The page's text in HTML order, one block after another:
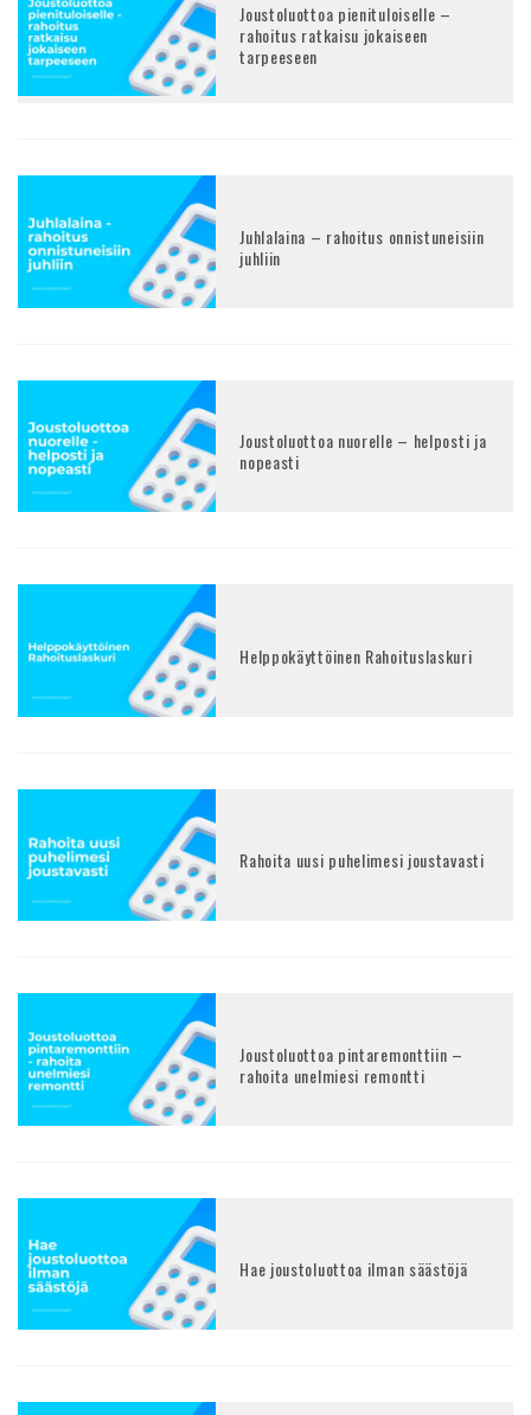
Joustoluottoa pienituloiselle –
rahoitus ratkaisu jokaiseen
tarpeeseen
Juhlalaina – rahoitus onnistuneisiin
juhliin
Joustoluottoa nuorelle – helposti ja
nopeasti
Helppokäyttöinen Rahoituslaskuri
Rahoita uusi puhelimesi joustavasti
Joustoluottoa pintaremonttiin –
rahoita unelmiesi remontti
Hae joustoluottoa ilman säästöjä